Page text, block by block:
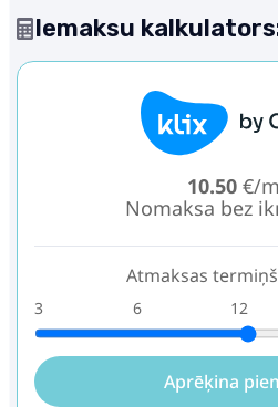
Iemaksu
10.50 €/
Nomaksa bez
Atmaksas
3 6 12
Aprēķina